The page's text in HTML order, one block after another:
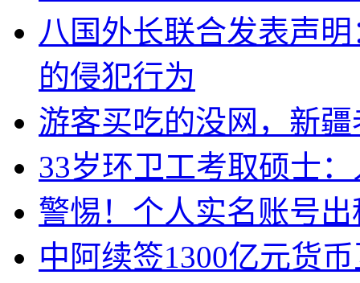
八国外长联合发表声
的侵犯行为
游客买吃的没网，新
33岁环卫工考取硕士
警惕！个人实名账号
中阿续签1300亿元货